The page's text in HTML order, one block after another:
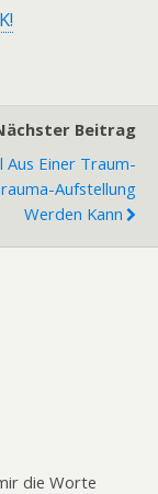
Beitrag
Aus Einer Traum-
Aufstellung
Werden Kann
die Worte